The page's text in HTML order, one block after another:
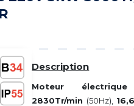
Description
Moteur
2830Tr/min (50Hz),